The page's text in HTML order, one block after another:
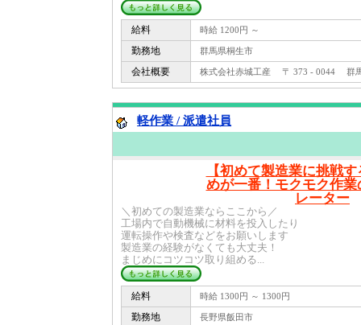
給料 時給 1200円 ～
勤務地 群馬県桐生市
会社概要 株式会社赤城工産 〒 373 - 0044 群馬
軽作業 / 派遣社員
【初めて製造業に挑戦
めが一番！モクモク作
レーター
＼初めての製造業ならここから／
工場内で自動機械に材料を投入したり
運転操作や検査などをお願いします
製造業の経験がなくても大丈夫！
まじめにコツコツ取り組める...
給料 時給 1300円 ～ 1300円
勤務地 長野県飯田市